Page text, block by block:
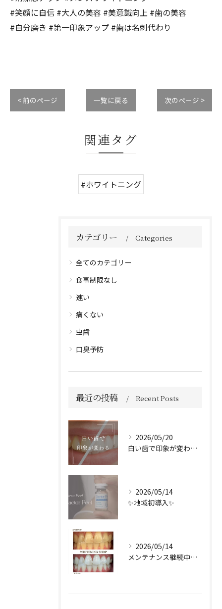
#笑顔に自信 #大人の美容 #美意識向上 #歯の美容
#自分磨き #第一印象アップ #歯は名刺代わり
< 前のページ 一覧に戻る 次のページ >
関連タグ
#ホワイトニング
カテゴリー Categories
全てのカテゴリー
食事制限なし
速い
痛くない
虫歯
口臭予防
最近の投稿 Recent Posts
2026/05/20
白い歯で印象が変わる🦷✨️
2026/05/14
✨地域初導入✨
2026/05/14
メンテナンス継続中のお客様🤍